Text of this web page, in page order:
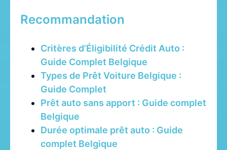
Recommandation
Critères d’Éligibilité Crédit Auto :
Guide Complet Belgique
Types de Prêt Voiture Belgique :
Guide Complet
Prêt auto sans apport : Guide complet
Belgique
Durée optimale prêt auto : Guide
complet Belgique